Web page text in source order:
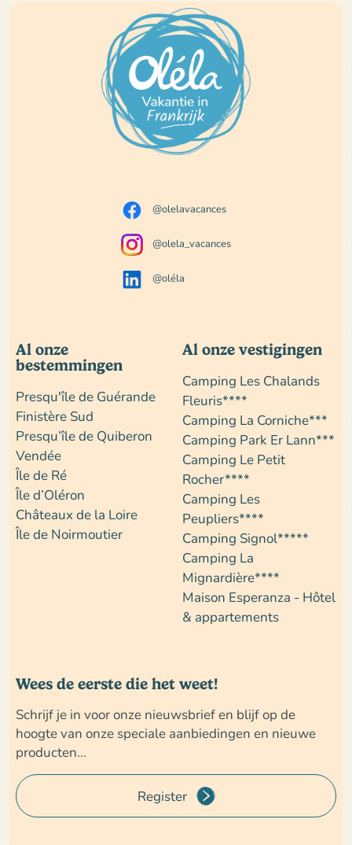
@olelavacances
@olela_vacances
@oléla
Al onze
bestemmingen
Presqu'île de Guérande
Finistère Sud
Presqu’île de Quiberon
Vendée
Île de Ré
Île d’Oléron
Châteaux de la Loire
Île de Noirmoutier
Al onze vestigingen
Camping Les Chalands
Fleuris****
Camping La Corniche***
Camping Park Er Lann***
Camping Le Petit
Rocher****
Camping Les
Peupliers****
Camping Signol*****
Camping La
Mignardière****
Maison Esperanza - Hôtel
& appartements
Wees de eerste die het weet!
Schrijf je in voor onze nieuwsbrief en blijf op de
hoogte van onze speciale aanbiedingen en nieuwe
producten...
Register